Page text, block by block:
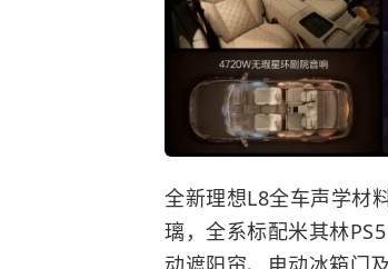
全新理想L8全车声学材
璃，全系标配米其林